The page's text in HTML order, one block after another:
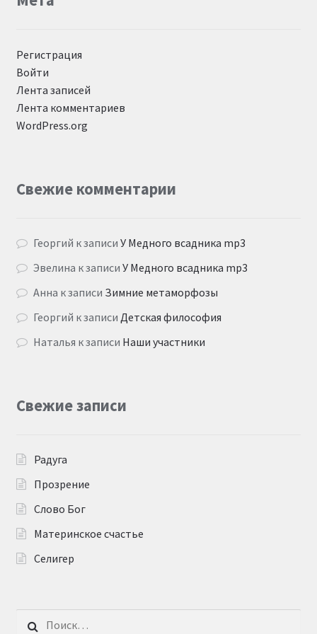
Регистрация
Войти
Лента записей
Лента комментариев
WordPress.org
Свежие комментарии
Георгий к записиУ Медного всадника mp3
Эвелина к записиУ Медного всадника mp3
Анна к записи Зимние метаморфозы
Георгий к записи Детская философия
Наталья к записи Наши участники
Свежие записи
Радуга
Прозрение
Слово Бог
Материнское счастье
Селигер
Найти: